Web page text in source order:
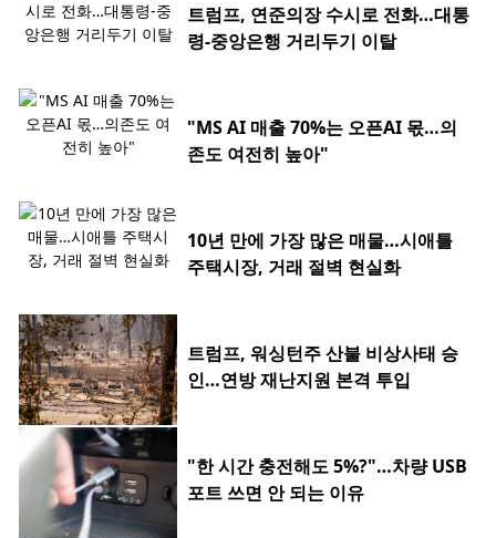
트럼프, 연준의장 수시로 전화…대통
령-중앙은행 거리두기 이탈
"MS AI 매출 70%는 오픈AI 몫…의
존도 여전히 높아"
10년 만에 가장 많은 매물…시애틀
주택시장, 거래 절벽 현실화
트럼프, 워싱턴주 산불 비상사태 승
인…연방 재난지원 본격 투입
"한 시간 충전해도 5%?"…차량 USB
포트 쓰면 안 되는 이유